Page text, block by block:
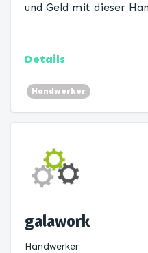
und Geld mit dieser
Details
Handwerker
galawork
Handwerker